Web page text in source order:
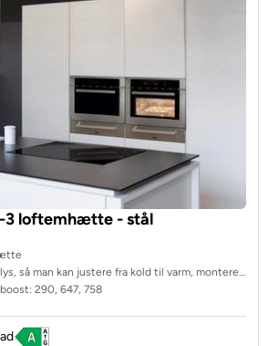
3 loftemhætte - stål
så man kan justere fra kold til varm, monteres
loft, intern motor, høj sugeeffekt
290, 647, 758